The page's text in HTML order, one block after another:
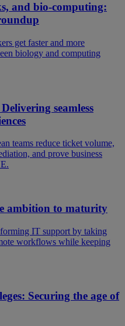
and bio-computing:
get faster and more
biology and computing
seamless
teams reduce ticket volume,
and prove business
ambition to maturity
IT support by taking
workflows while keeping
Securing the age of